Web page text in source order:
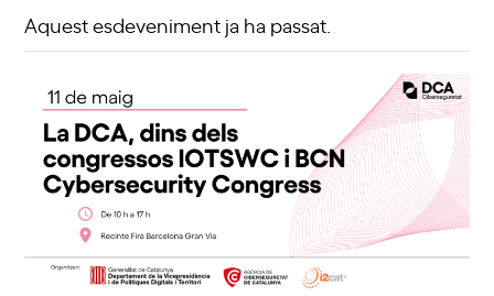
Aquest esdeveniment ja ha passat.